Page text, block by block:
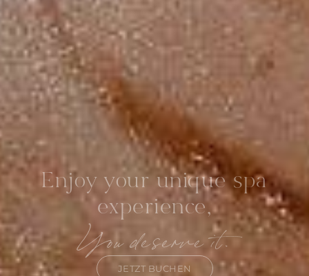
Enjoy your unique spa
experience,
You deserve it.
JETZT BUCHEN